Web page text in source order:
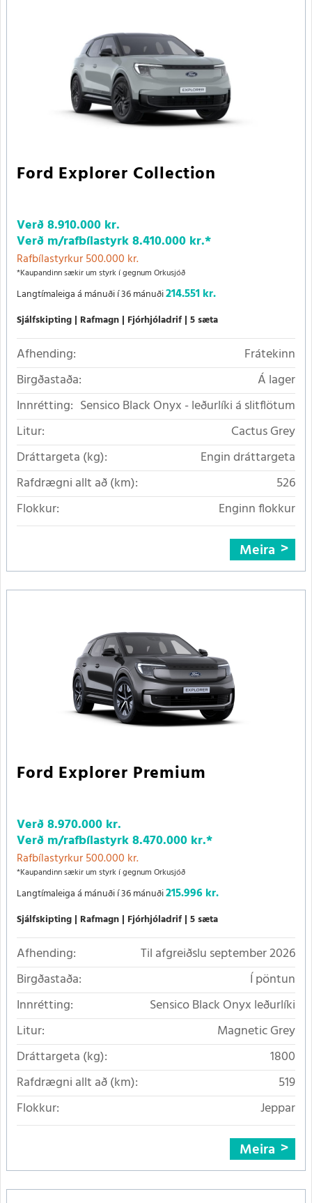
Ford Explorer Collection
Verð8.910.000 kr.
Verð m/rafbílastyrk8.410.000 kr.*
Rafbílastyrkur 500.000 kr.
*Kaupandinn sækir um styrk í gegnum Orkusjóð
Langtímaleiga á mánuði í 36 mánuði214.551 kr.
Sjálfskipting Rafmagn Fjórhjóladrif 5 sæta
Afhending:
Frátekinn
Birgðastaða:
Á lager
Innrétting: Sensico Black Onyx - leðurlíki á slitflötum
Litur:
Cactus Grey
Dráttargeta (kg):
Engin dráttargeta
Rafdrægni allt að (km):
526
Flokkur:
Enginn flokkur
Meira
Ford Explorer Premium
Verð8.970.000 kr.
Verð m/rafbílastyrk8.470.000 kr.*
Rafbílastyrkur 500.000 kr.
*Kaupandinn sækir um styrk í gegnum Orkusjóð
Langtímaleiga á mánuði í 36 mánuði215.996 kr.
Sjálfskipting Rafmagn Fjórhjóladrif 5 sæta
Afhending:
Til afgreiðslu september 2026
Birgðastaða:
Í pöntun
Innrétting:
Sensico Black Onyx leðurlíki
Litur:
Magnetic Grey
Dráttargeta (kg):
1800
Rafdrægni allt að (km):
519
Flokkur:
Jeppar
Meira